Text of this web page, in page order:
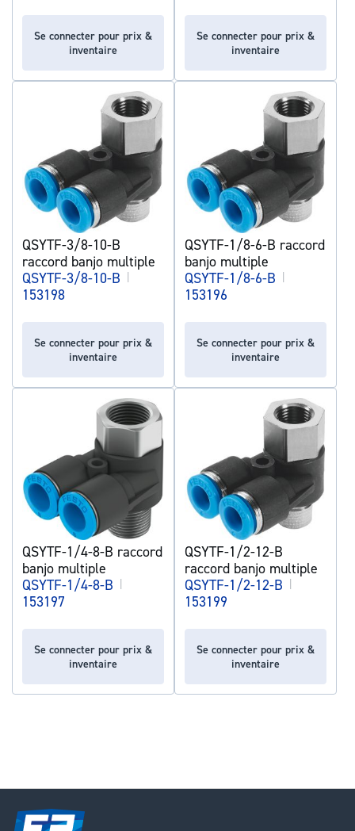
Se connecter pour prix &
inventaire
Se connecter pour prix &
inventaire
QSYTF-3/8-10-B
raccord banjo multiple
QSYTF-3/8-10-B |
153198
Se connecter pour prix &
inventaire
QSYTF-1/8-6-B raccord
banjo multiple
QSYTF-1/8-6-B |
153196
Se connecter pour prix &
inventaire
QSYTF-1/4-8-B raccord
banjo multiple
QSYTF-1/4-8-B |
153197
Se connecter pour prix &
inventaire
QSYTF-1/2-12-B
raccord banjo multiple
QSYTF-1/2-12-B |
153199
Se connecter pour prix &
inventaire